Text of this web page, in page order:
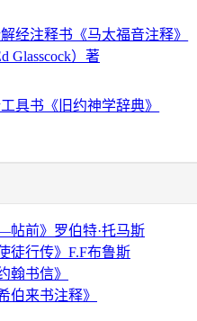
经注释书《马太福音注释》
Glasscock）著
具书《旧约神学辞典》
前》罗伯特·托马斯
徒行传》F.F布鲁斯
翰书信》
来书注释》